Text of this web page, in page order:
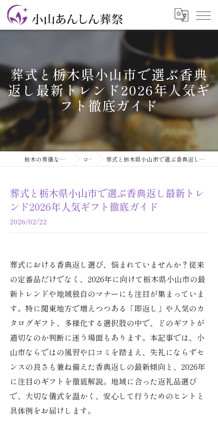
葬式と栃木県小山市で選ぶ香典
返し最新トレンド2026年人気ギ
フト徹底ガイド
栃木の葬儀なら小山あんしん葬祭 コラム 葬式と栃木県小山市で選ぶ香典返し最新トレンド2026年人気ギフト徹底ガイド
葬式と栃木県小山市で選ぶ香典返し最新トレ
ンド2026年人気ギフト徹底ガイド
2026/02/22
葬式における香典返し選び、悩まれていませんか？従来
の定番品だけでなく、2026年に向けて栃木県小山市の最
新トレンドや地域独自のマナーにも注目が集まっていま
す。特に関東地方で増えつつある「即返し」や人気のカ
タログギフト、多様化する選択肢の中で、どのギフトが
適切なのか判断に迷う場面もあります。本記事では、小
山市ならではの風習や口コミを踏まえ、失礼にならずセ
ンスの良さも兼ね備えた香典返しの最新傾向と、2026年
に注目のギフトを徹底解説。地域に合った返礼品選び
で、大切な儀式を温かく、安心して行うためのヒントと
具体例をお届けします。